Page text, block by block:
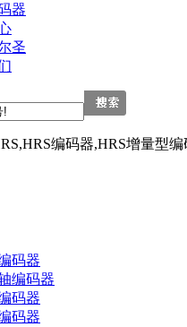
器
圣
编码器,HRS增量型
码器
编码器
码器
码器